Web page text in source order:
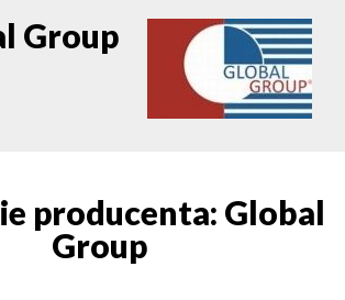
Group
producenta: Global
Group